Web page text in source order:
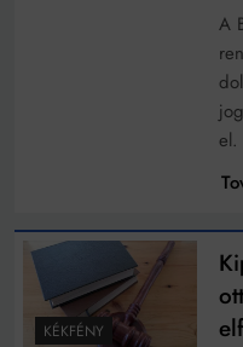
A
KÉKFÉNY